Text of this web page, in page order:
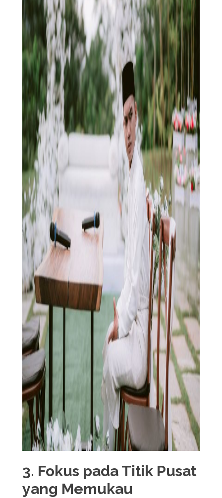
3. Fokus pada Titik Pusat
yang Memukau